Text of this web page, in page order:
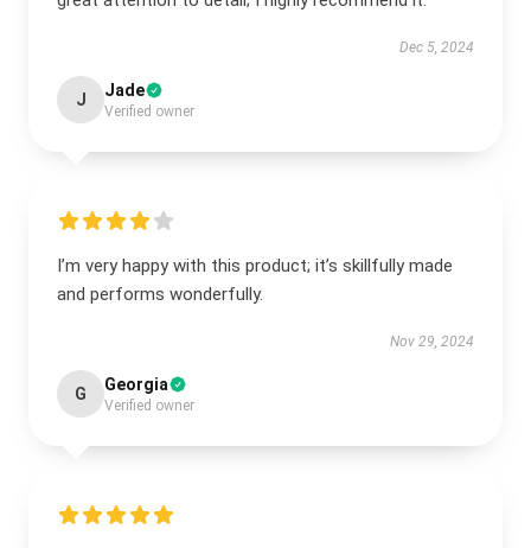
Dec 5, 2024
J Jade
Verified owner
I’m very happy with this product; it’s skillfully made
and performs wonderfully.
Nov 29, 2024
G Georgia
Verified owner